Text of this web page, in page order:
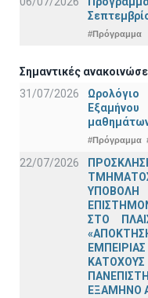
#Πρόγραμμα
Σημαντικές
31/07/2026
#Πρόγραμμα
22/07/2026
ΣΤΟ
ΕΞΑΜΗΝΟ